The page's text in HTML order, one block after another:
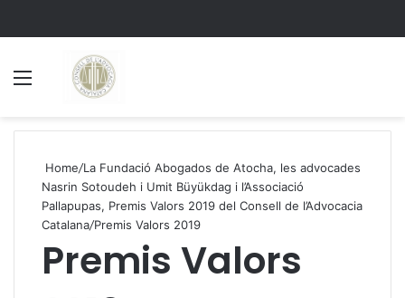
Home/La Fundació Abogados de Atocha, les advocades
Nasrin Sotoudeh i Umit Büyükdag i l’Associació
Pallapupas, Premis Valors 2019 del Consell de l’Advocacia
Catalana/Premis Valors 2019
Premis Valors